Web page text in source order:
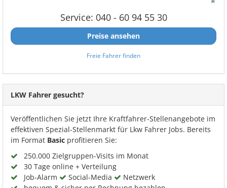
Service: 040 - 60 94 55 30
Preise ansehen
Freie Fahrer finden
LKW Fahrer gesucht?
Veröffentlichen Sie jetzt Ihre Kraftfahrer-Stellenangebote im
effektiven Spezial-Stellenmarkt für Lkw Fahrer Jobs. Bereits
im Format Basic profitieren Sie:
250.000 Zielgruppen-Visits im Monat
30 Tage online + Verteilung
Job-Alarm
Social-Media
Netzwerk